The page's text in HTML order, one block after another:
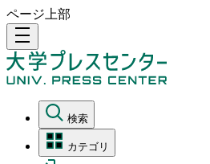
ページ上部
density_medium
検索
カテゴリ